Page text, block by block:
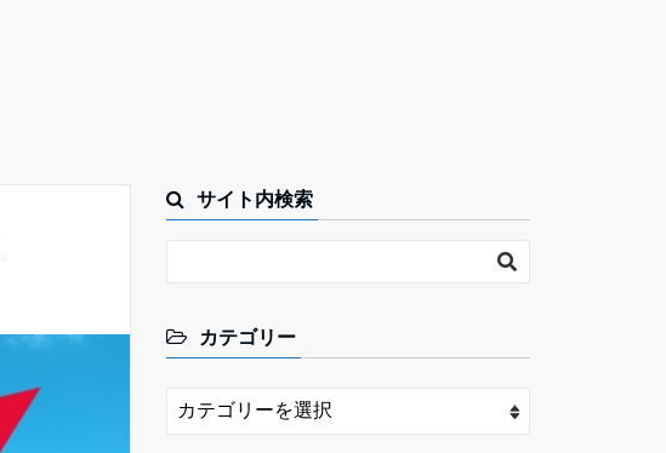
サイト内検索
カテゴリー